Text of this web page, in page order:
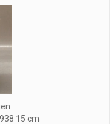
15 cm